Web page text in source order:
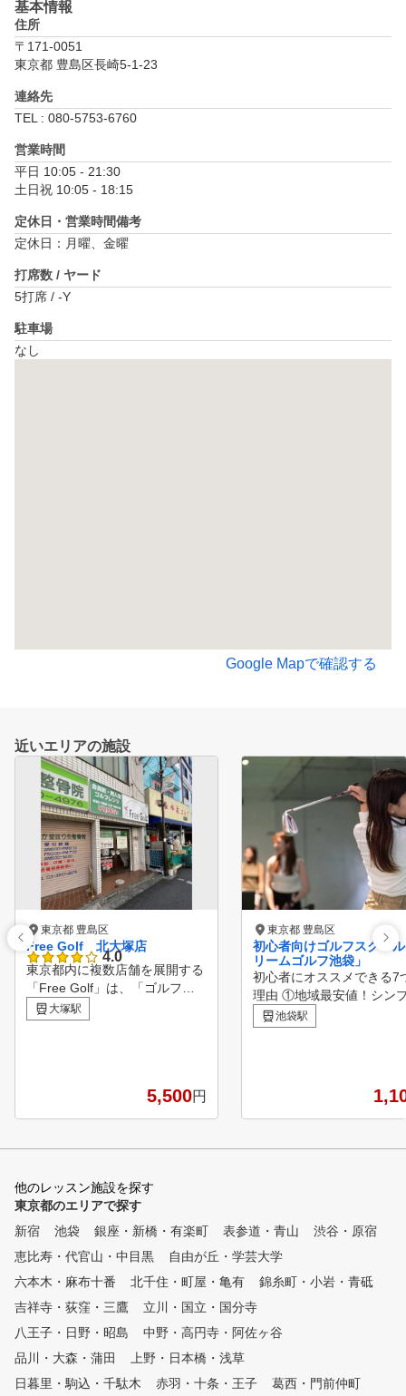
基本情報
住所
〒171-0051
東京都 豊島区長崎5-1-23
連絡先
TEL : 080-5753-6760
営業時間
平日 10:05 - 21:30
土日祝 10:05 - 18:15
定休日・営業時間備考
定休日：月曜、金曜
打席数 / ヤード
5打席 / -Y
駐車場
なし
Google Mapで確認する
近いエリアの施設
東京都 豊島区
Free Golf 北大塚店
4.0
東京都内に複数店舗を展開する
「Free Golf」は、「ゴルフを
もっと身近なスポーツに」とい
う想いから生まれた、無人運営
いは気分に合わせて、どの店舗
を完備し、SKYTRAK（スカイ
利用可能。リアルなコース体験
をしながら、ご自身のスイング
映像や弾道の記録を確認し、詳
細な分析を行うことで、効率的
なスキルアップをサポートしま
す。 半個室のプライベート空
なく、ご自身のペースで集中し
て練習に打ち込めます。深夜や
早朝など、お客様のライフスタ
イルに合わせて24時間いつでも
ご利用いただけます。（一部店
大塚駅
5,500円
東京都 豊島区
初心者向けゴルフスクー
リームゴルフ池袋」
初心者にオススメできる7
理由 ①地域最安値！シンプル
な料金システム＆とにか
初期費用！！ ②ゴルフ初
④初心者ゴルフレッスン
富な質の高いインストラ
池袋駅
他のレッスン施設を探す
東京都のエリアで探す
新宿
池袋 銀座・新橋・有楽町 表参道・青山
渋谷・原宿
恵比寿・代官山・中目黒
自由が丘・学芸大学
六本木・麻布十番
北千住・町屋・亀有
錦糸町・小岩・青砥
吉祥寺・荻窪・三鷹
立川・国立・国分寺
八王子・日野・昭島
中野・高円寺・阿佐ヶ谷
品川・大森・蒲田
上野・日本橋・浅草
日暮里・駒込・千駄木
赤羽・十条・王子
葛西・門前仲町